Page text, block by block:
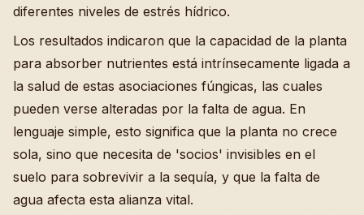
diferentes niveles de estrés hídrico.
Los resultados indicaron que la capacidad de la planta
para absorber nutrientes está intrínsecamente ligada a
la salud de estas asociaciones fúngicas, las cuales
pueden verse alteradas por la falta de agua. En
lenguaje simple, esto significa que la planta no crece
sola, sino que necesita de 'socios' invisibles en el
suelo para sobrevivir a la sequía, y que la falta de
agua afecta esta alianza vital.